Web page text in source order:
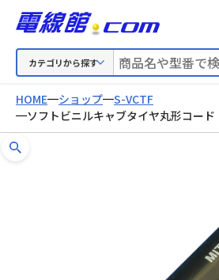
カテゴリから探す
HOME ショップ
S-VCTF
ソフトビニルキャブタイヤ丸形コード